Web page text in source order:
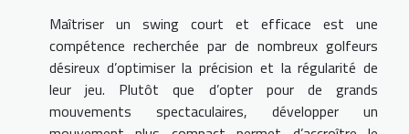
Maîtriser un swing court et efficace est une
compétence recherchée par de nombreux golfeurs
désireux d’optimiser la précision et la régularité de
leur jeu. Plutôt que d’opter pour de grands
mouvements spectaculaires, développer un